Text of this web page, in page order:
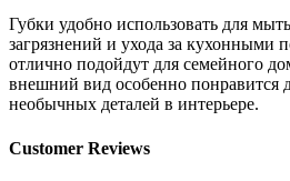
Губки удобно использовать для
загрязнений и ухода за кухонными
отлично подойдут для семейного
внешний вид особенно понравится
необычных деталей в интерьере.
Customer Reviews